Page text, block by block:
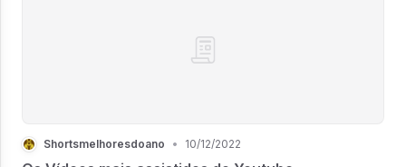
Shortsmelhoresdoano • 10/12/2022